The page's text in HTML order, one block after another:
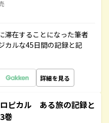
滞在することになった筆者
カルな45日間の記録と記
詳細を見る
ピカル ある旅の記録と
巻